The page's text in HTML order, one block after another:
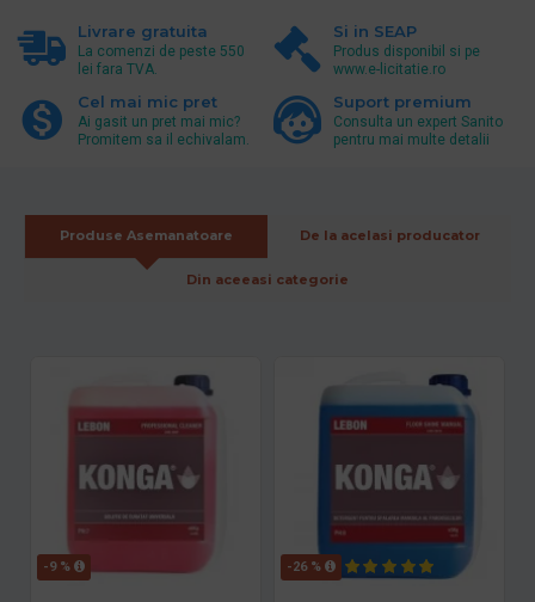
Livrare gratuita
La comenzi de peste 550
lei fara TVA.
Si in SEAP
Produs disponibil si pe
www.e-licitatie.ro
Cel mai mic pret
Ai gasit un pret mai mic?
Promitem sa il echivalam.
Suport premium
Consulta un expert Sanito
pentru mai multe detalii
Produse Asemanatoare De la acelasi producator
Din aceeasi categorie
-9 % -26 %